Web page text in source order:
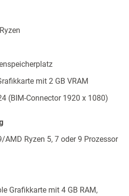
mit 2 GB VRAM
(BIM-Connector 1920 x 1080)
AMD Ryzen 5, 7 oder 9 Prozessor
Grafikkarte mit 4 GB RAM,